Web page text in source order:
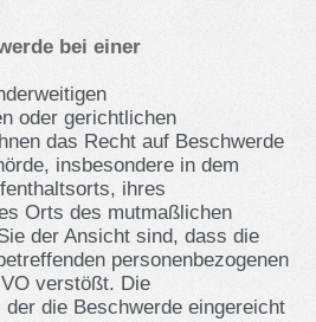
bei einer
oder gerichtlichen
das Recht auf Beschwerde
insbesondere in dem
ihres
Orts des mutmaßlichen
der Ansicht sind, dass die
personenbezogenen
verstößt. Die
die Beschwerde eingereicht